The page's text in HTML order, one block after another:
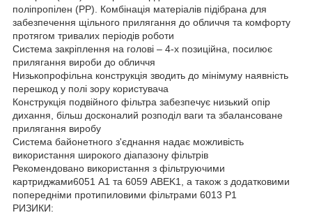
поліпропілен (РР). Комбінація матеріалів підібрана для
забезпечення щільного прилягання до обличчя та комфорту
протягом тривалих періодів роботи
Система закріплення на голові – 4-х позиційна, посилює
прилягання вироби до обличчя
Низькопрофільна конструкція зводить до мінімуму наявність
перешкод у полі зору користувача
Конструкція подвійного фільтра забезпечує низький опір
дихання, більш досконалий розподіл ваги та збалансоване
прилягання виробу
Система байонетного з'єднання надає можливість
використання широкого діапазону фільтрів
Рекомендовано використання з фільтруючими
картриджами6051 A1 та 6059 ABEK1, а також з додатковими
попередніми протипиловими фільтрами 6013 Р1
РИЗИКИ: